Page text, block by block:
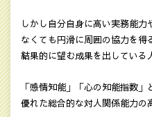
しかし自分自身に高い実務能力
なくても円滑に周囲の協力を得
結果的に望む成果を出している
「感情知能」「心の知能指数」
優れた総合的な対人関係能力の